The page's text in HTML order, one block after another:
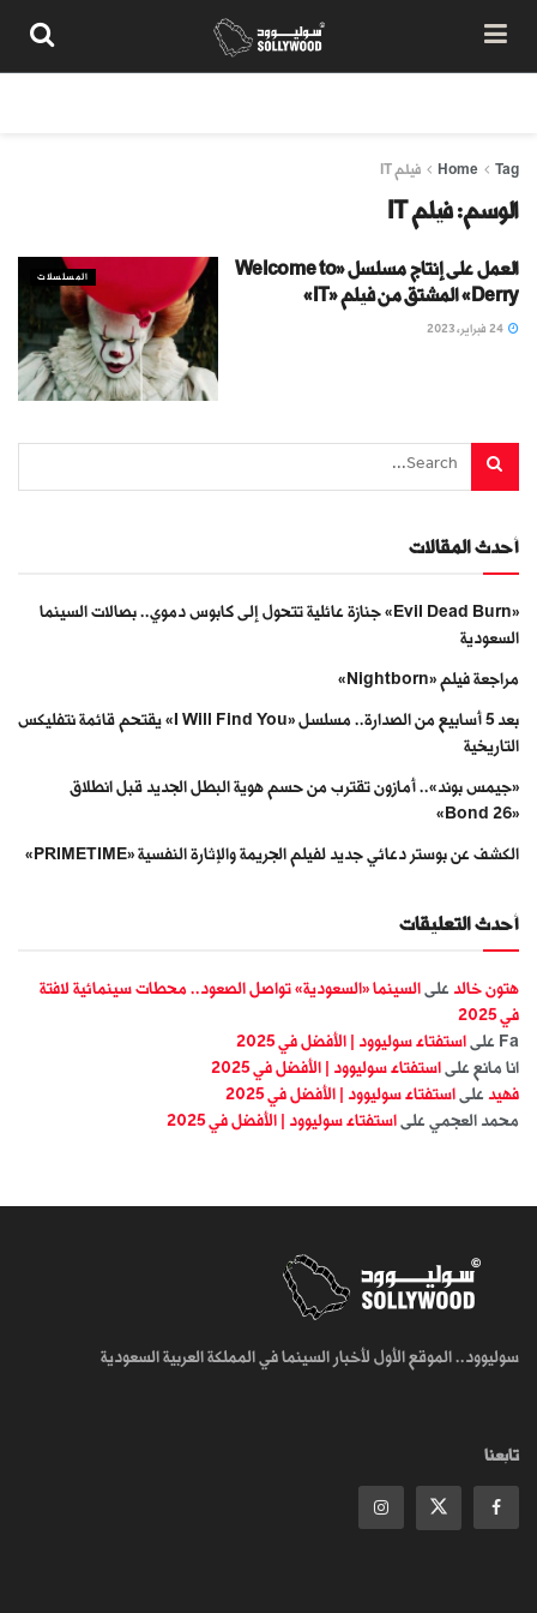
Home Tag فيلم IT
الوسم:فيلم IT
المسلسلات
العمل على إنتاج مسلسل «Welcome to
Derry» المشتق من فيلم «IT»
أحدث المقالات
«Evil Dead Burn» جنازة عائلية تتحول إلى كابوس دموي.. بصالات السينما
السعودية
مراجعة فيلم «Nightborn»
بعد 5 أسابيع من الصدارة.. مسلسل «I Will Find You» يقتحم قائمة نتفليكس
التاريخية
«جيمس بوند».. أمازون تقترب من حسم هوية البطل الجديد قبل انطلاق
«Bond 26»
الكشف عن بوستر دعائي جديد لفيلم الجريمة والإثارة النفسية «PRIMETIME»
أحدث التعليقات
هتون خالد على السينما «السعودية» تواصل الصعود.. محطات سينمائية لافتة
في 2025
Fa على استفتاء سوليوود | الأفضل في 2025
انا مانع على استفتاء سوليوود | الأفضل في 2025
فهيد على استفتاء سوليوود | الأفضل في 2025
محمد العجمي على استفتاء سوليوود | الأفضل في 2025
سوليوود.. الموقع الأول لأخبار السينما في المملكة العربية السعودية
تابعنا